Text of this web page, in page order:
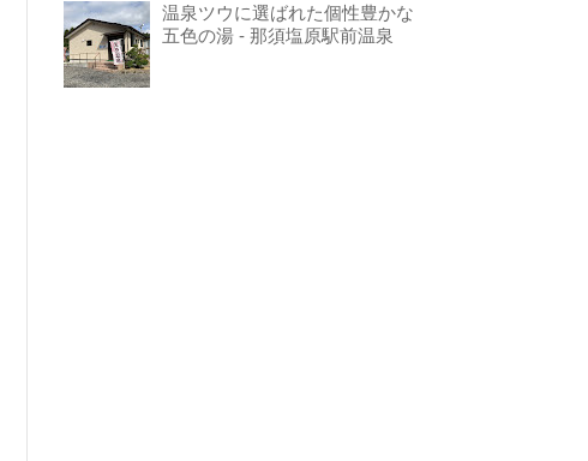
温泉ツウに選ばれた個性豊かな
五色の湯 - 那須塩原駅前温泉